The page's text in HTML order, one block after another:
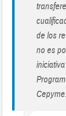
de los
no es
Cepyme.